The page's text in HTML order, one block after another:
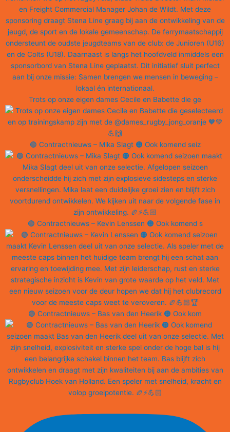
Trots op onze eigen dames Cecile en Babette die ge
🟢 Contractnieuws – Mika Slagt 🟠 Ook komend seiz
🟢 Contractnieuws – Kevin Lenssen 🟠 Ook komend s
🟢 Contractnieuws – Bas van den Heerik 🟠 Ook kom